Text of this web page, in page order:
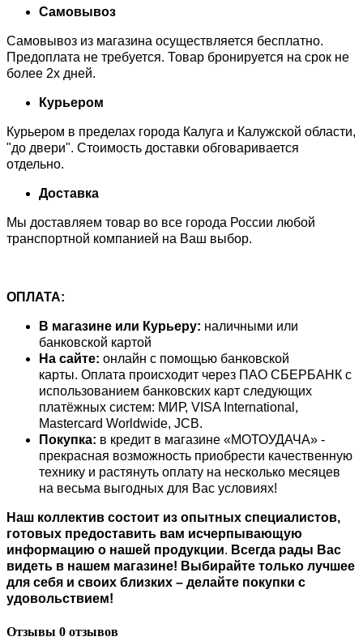
Самовывоз
Самовывоз из магазина осуществляется бесплатно.
Предоплата не требуется. Товар бронируется на срок не
более 2х дней.
Курьером
Курьером в пределах города Калуга и Калужской области,
"до двери". Стоимость доставки обговаривается
отдельно.
Доставка
Мы доставляем товар во все города России любой
транспортной компанией на Ваш выбор.
ОПЛАТА:
В магазине или Курьеру: наличными или
банковской картой
На сайте: онлайн с помощью банковской
карты. Оплата происходит через ПАО СБЕРБАНК с
использованием банковских карт следующих
платёжных систем: МИР, VISA International,
Mastercard Worldwide, JCB.
Покупка: в кредит в магазине «МОТОУДАЧА» -
прекрасная возможность приобрести качественную
технику и растянуть оплату на несколько месяцев
на весьма выгодных для Вас условиях!
Наш коллектив состоит из опытных специалистов,
готовых предоставить вам исчерпывающую
информацию о нашей продукции. Всегда рады Вас
видеть в нашем магазине! Выбирайте только лучшее
для себя и своих близких – делайте покупки с
удовольствием!
Отзывы 0 отзывов